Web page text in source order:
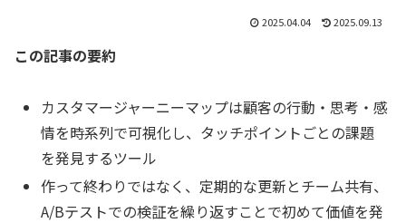
2025.04.04 2025.09.13
この記事の要約
カスタマージャーニーマップは顧客の行動・思考・感
情を時系列で可視化し、タッチポイントごとの課題
を発見するツール
作って終わりではなく、定期的な更新とチーム共有、
A/Bテストでの検証を繰り返すことで初めて価値を発